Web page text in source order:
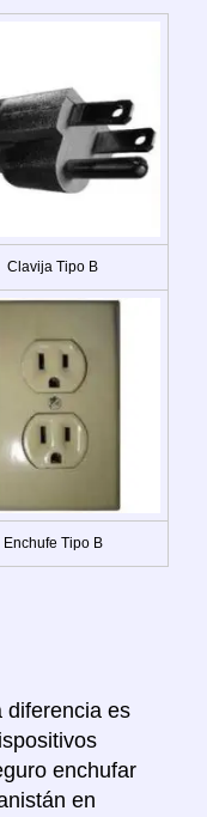
Clavija Tipo B
Enchufe Tipo B
diferencia es
enchufar
en